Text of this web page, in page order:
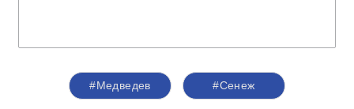
#Медведев #Сенеж